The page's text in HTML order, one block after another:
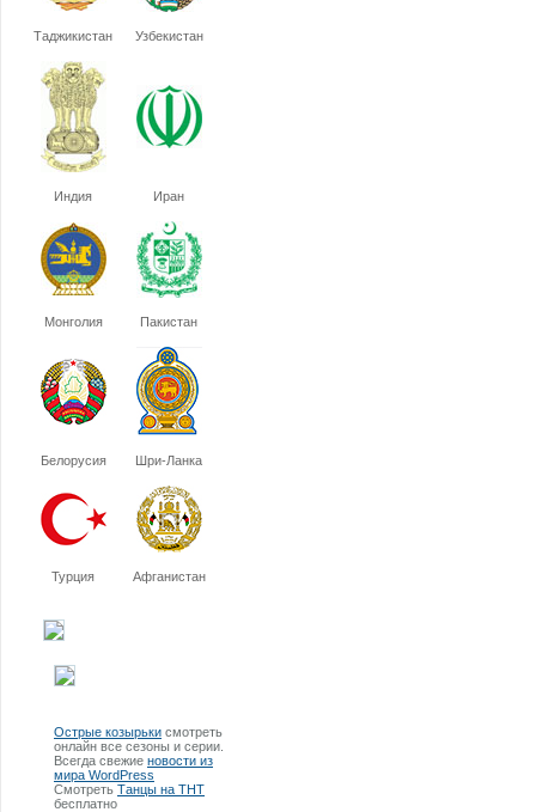
Таджикистан Узбекистан
Индия Иран
Монголия Пакистан
Белорусия Шри-Ланка
Турция Афганистан
Острые козырьки смотреть
онлайн все сезоны и серии.
Всегда свежие новости из
мира WordPress
Смотреть Танцы на ТНТ
бесплатно